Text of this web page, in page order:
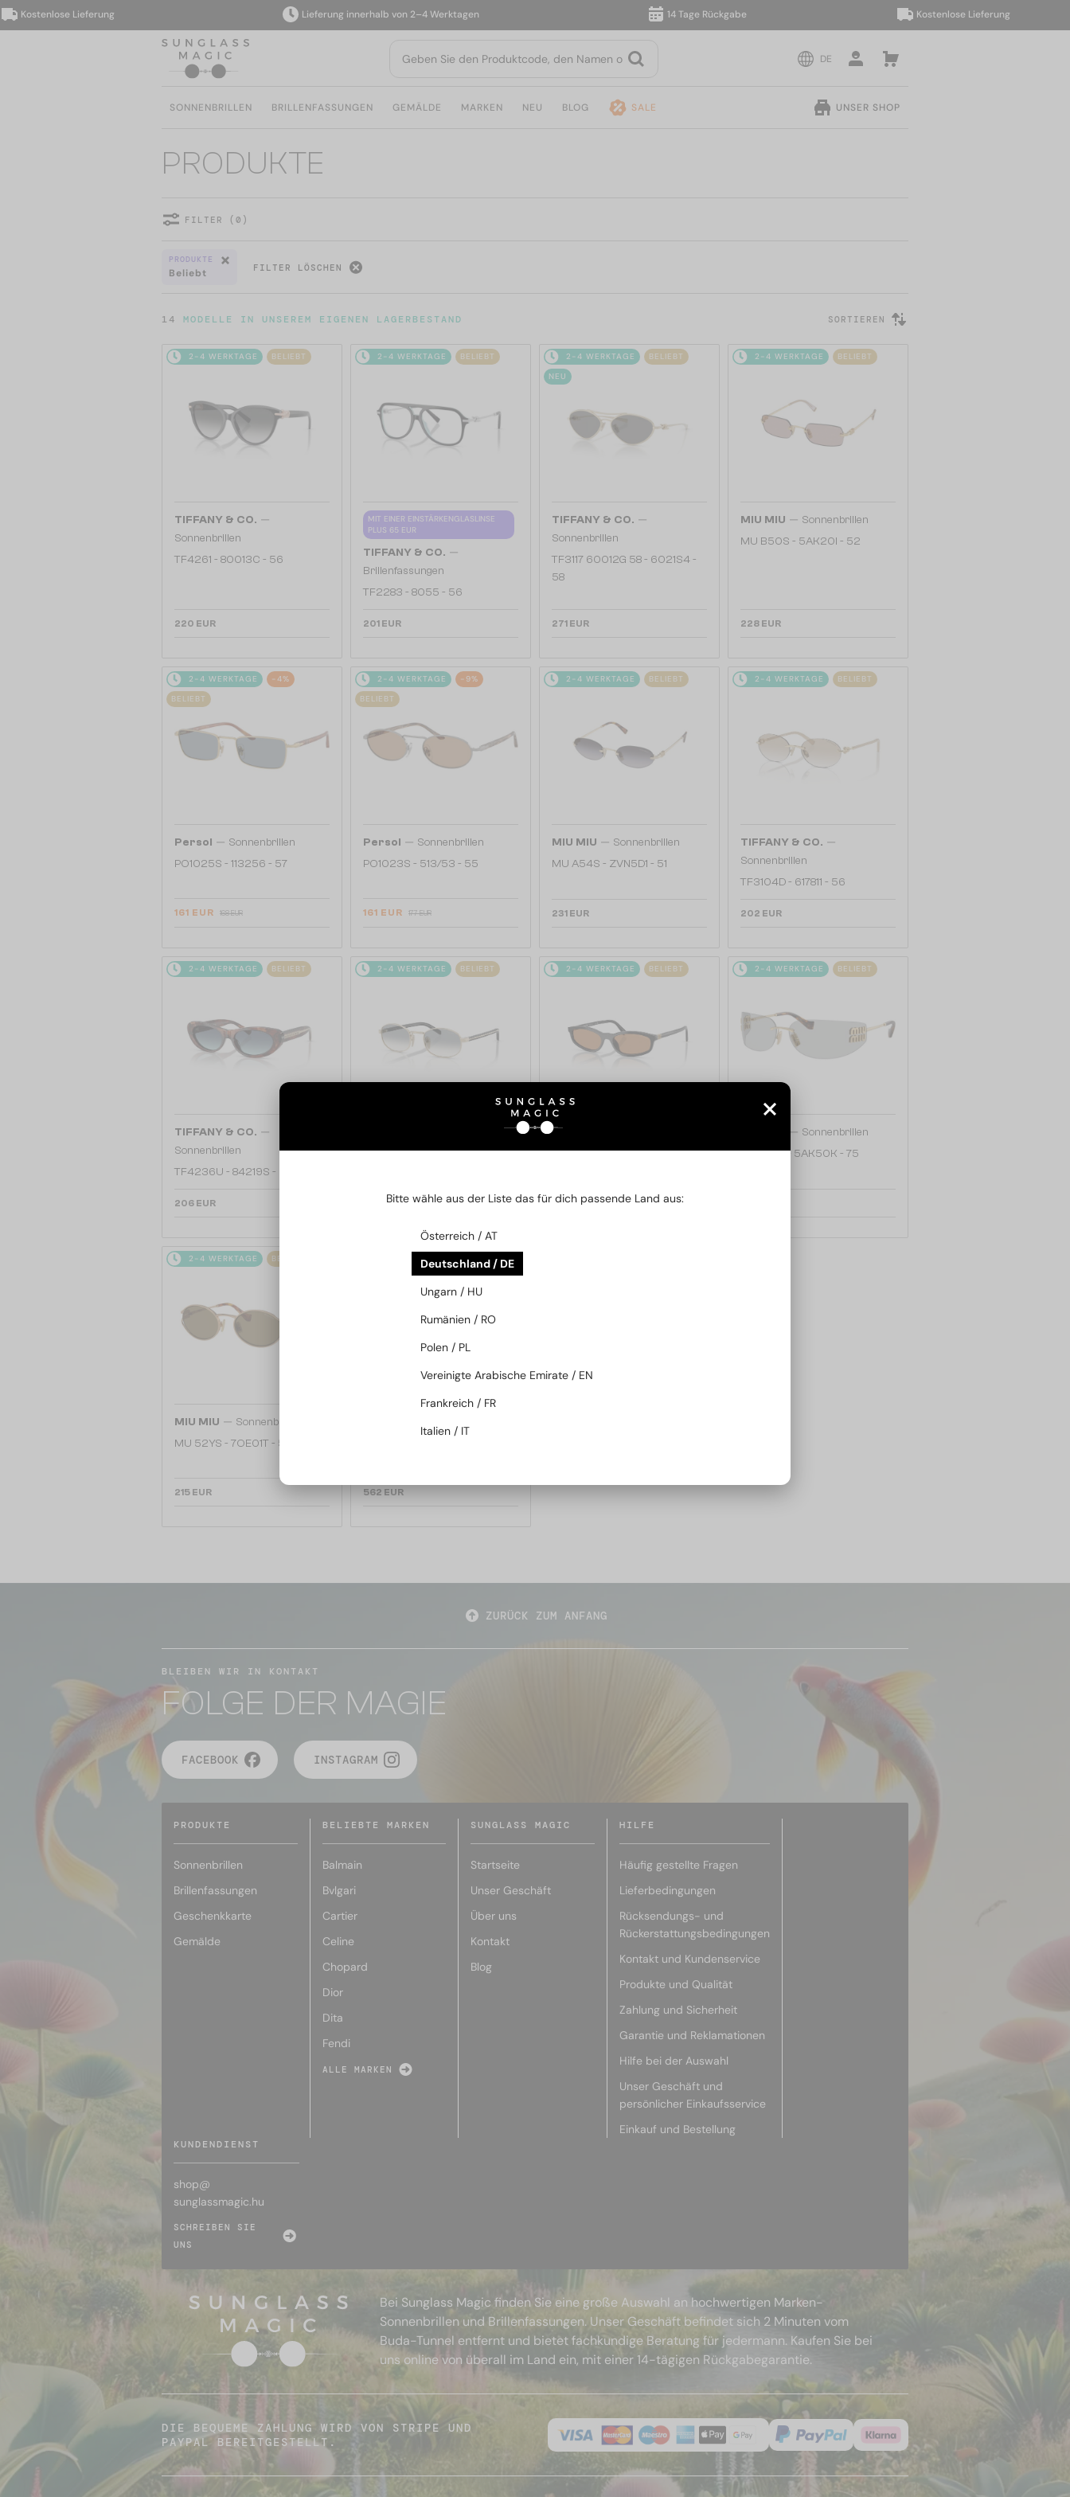
Kostenlose Lieferung Lieferung innerhalb von 2–4 Werktagen 14 Tage Rückgabe Kostenlose Lieferung
DE
SONNENBRILLEN BRILLENFASSUNGEN GEMÄLDE MARKEN NEU BLOG SALE UNSER SHOP
PRODUKTE
FILTER (0)
PRODUKTE
Beliebt FILTER LÖSCHEN
14 MODELLE IN UNSEREM EIGENEN LAGERBESTAND SORTIEREN
2-4 WERKTAGE BELIEBT
TIFFANY & CO. —
Sonnenbrillen
TF4261 - 80013C - 56
220 EUR
2-4 WERKTAGE BELIEBT
MIT EINER EINSTÄRKENGLASLINSE
PLUS 65 EUR
TIFFANY & CO. —
Brillenfassungen
TF2283 - 8055 - 56
201 EUR
2-4 WERKTAGE
BELIEBT
NEU
TIFFANY & CO. —
Sonnenbrillen
TF3117 60012G 58 - 6021S4 -
58
271 EUR
2-4 WERKTAGE BELIEBT
MIU MIU — Sonnenbrillen
MU B50S - 5AK20I - 52
228 EUR
2-4 WERKTAGE
-4%
BELIEBT
Persol — Sonnenbrillen
PO1025S - 113256 - 57
161 EUR 168 EUR
2-4 WERKTAGE
-9%
BELIEBT
Persol — Sonnenbrillen
PO1023S - 513/53 - 55
161 EUR 177 EUR
2-4 WERKTAGE BELIEBT
MIU MIU — Sonnenbrillen
MU A54S - ZVN5D1 - 51
231 EUR
2-4 WERKTAGE BELIEBT
TIFFANY & CO. —
Sonnenbrillen
TF3104D - 617811 - 56
202 EUR
2-4 WERKTAGE BELIEBT
TIFFANY & CO. —
Sonnenbrillen
TF4236U - 84219S - 55
206 EUR
2-4 WERKTAGE BELIEBT
PR B53S - ZVN02C - 52
240 EUR
2-4 WERKTAGE BELIEBT
MIU MIU
MU A06S - 16K10I - 54
208 EUR
2-4 WERKTAGE BELIEBT
— Sonnenbrillen
MU A51S - 5AK50K - 75
2-4 WERKTAGE BELIEBT
MIU MIU — Sonnenbrillen
MU 52YS - 7OE01T - 54
215 EUR
2-4 WERKTAGE BELIEBT
562 EUR
ZURÜCK ZUM ANFANG
BLEIBEN WIR IN KONTAKT
FOLGE DER MAGIE
FACEBOOK INSTAGRAM
PRODUKTE
Sonnenbrillen
Brillenfassungen
Geschenkkarte
Gemälde
BELIEBTE MARKEN
Balmain
Bvlgari
Cartier
Celine
Chopard
Dior
Dita
Fendi
ALLE MARKEN
SUNGLASS MAGIC
Startseite
Unser Geschäft
Über uns
Kontakt
Blog
HILFE
Häufig gestellte Fragen
Lieferbedingungen
Rücksendungs- und
Rückerstattungsbedingungen
Kontakt und Kundenservice
Produkte und Qualität
Zahlung und Sicherheit
Garantie und Reklamationen
Hilfe bei der Auswahl
Unser Geschäft und
persönlicher Einkaufsservice
Einkauf und Bestellung
KUNDENDIENST
shop@
sunglassmagic.hu
SCHREIBEN SIE
UNS
Bei Sunglass Magic finden Sie eine große Auswahl an hochwertigen Marken-
Sonnenbrillen und Brillenfassungen. Unser Geschäft befindet sich 2 Minuten vom
Buda-Tunnel entfernt und bietet fachkundige Beratung für jedermann. Kaufen Sie bei
uns online von überall im Land ein, mit einer 14-tägigen Rückgabegarantie.
DIE BEQUEME ZAHLUNG WIRD VON STRIPE UND
PAYPAL BEREITGESTELLT.
Bitte wähle aus der Liste das für dich passende Land aus:
Österreich / AT
Deutschland / DE
Ungarn / HU
Rumänien / RO
Polen / PL
Vereinigte Arabische Emirate / EN
Frankreich / FR
Italien / IT